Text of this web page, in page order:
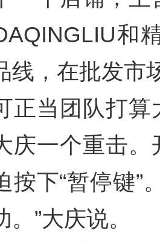
和
线，在批发市
当团队打算
庆一个重击
按下“暂停键”
。”大庆说。